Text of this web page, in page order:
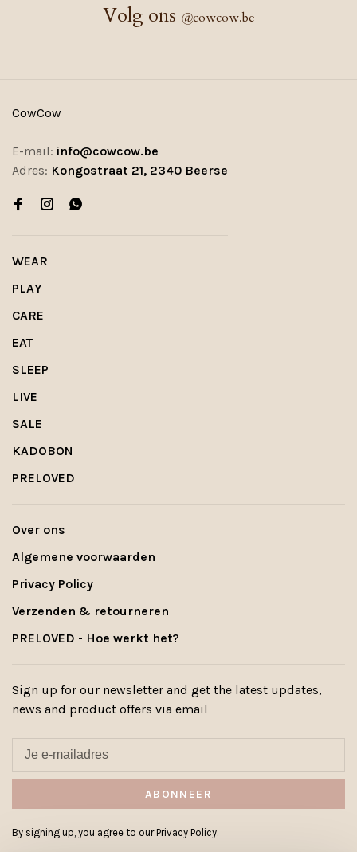
Volg ons @cowcow.be
CowCow
E-mail: info@cowcow.be
Adres: Kongostraat 21, 2340 Beerse
WEAR
PLAY
CARE
EAT
SLEEP
LIVE
SALE
KADOBON
PRELOVED
Over ons
Algemene voorwaarden
Privacy Policy
Verzenden & retourneren
PRELOVED - Hoe werkt het?
Sign up for our newsletter and get the latest updates,
news and product offers via email
ABONNEER
By signing up, you agree to our Privacy Policy.